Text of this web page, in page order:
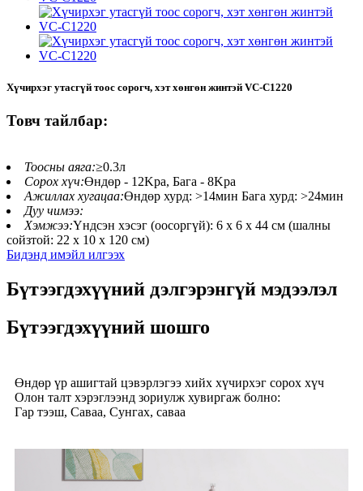
Хүчирхэг утасгүй тоос сорогч, хэт хөнгөн жинтэй VC-C1220
Товч тайлбар:
Тоосны аяга:≥0.3л
Сорох хүч:Өндөр - 12Kpa, Бага - 8Kpa
Ажиллах хугацаа:Өндөр хурд: ˃14мин Бага хурд: ˃24мин
Дуу чимээ:
Хэмжээ:Үндсэн хэсэг (оосоргүй): 6 x 6 x 44 см (шалны
сойзтой: 22 x 10 x 120 см)
Бидэнд имэйл илгээх
Бүтээгдэхүүний дэлгэрэнгүй мэдээлэл
Бүтээгдэхүүний шошго
Өндөр үр ашигтай цэвэрлэгээ хийх хүчирхэг сорох хүч
Олон талт хэрэглээнд зориулж хувиргаж болно:
Гар тээш, Саваа, Сунгах, саваа